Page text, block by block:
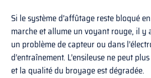
Si le système d’affûtage reste bloqué
marche et allume un voyant rouge, il y
un problème de capteur ou dans
d’entraînement. L’ensileuse ne peut
et la qualité du broyage est dégradée.